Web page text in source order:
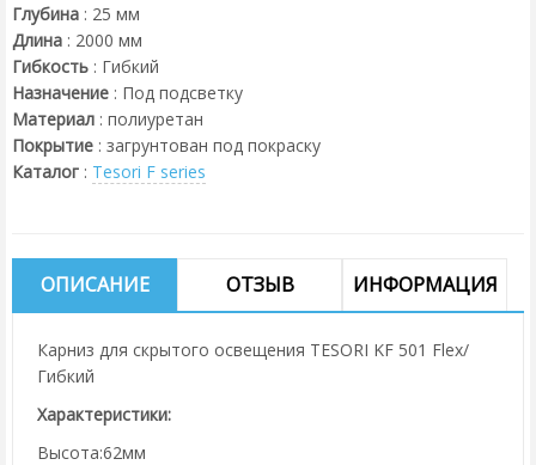
Глубина : 25 мм
Длина : 2000 мм
Гибкость : Гибкий
Назначение : Под подсветку
Материал : полиуретан
Покрытие : загрунтован под покраску
Каталог : Tesori F series
ОПИСАНИЕ ОТЗЫВ ИНФОРМАЦИЯ
Карниз для скрытого освещения TESORI KF 501 Flex/
Гибкий
Характеристики:
Высота:62мм